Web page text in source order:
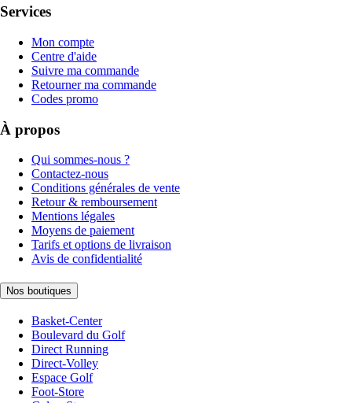
Services
Mon compte
Centre d'aide
Suivre ma commande
Retourner ma commande
Codes promo
À propos
Qui sommes-nous ?
Contactez-nous
Conditions générales de vente
Retour & remboursement
Mentions légales
Moyens de paiement
Tarifs et options de livraison
Avis de confidentialité
Nos boutiques
Basket-Center
Boulevard du Golf
Direct Running
Direct-Volley
Espace Golf
Foot-Store